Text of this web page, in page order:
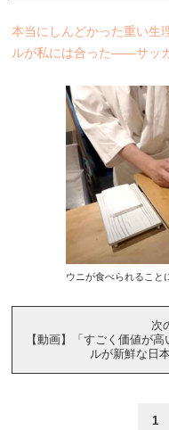
本当にしんどかった重い
ルが私には合った――サッ
ウニが食べられること
次
【動画】「すごく価値が
ルが新鮮な日
1